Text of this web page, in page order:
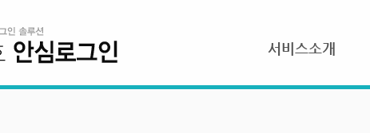
서비스소개